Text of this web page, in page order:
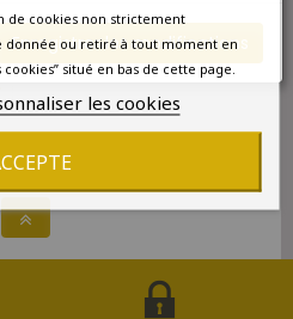
Enregistrer les modifications
1 de 1 article(s)
de cookies non strictement
donnée ou retiré à tout moment en
situé en bas de cette page.
les cookies